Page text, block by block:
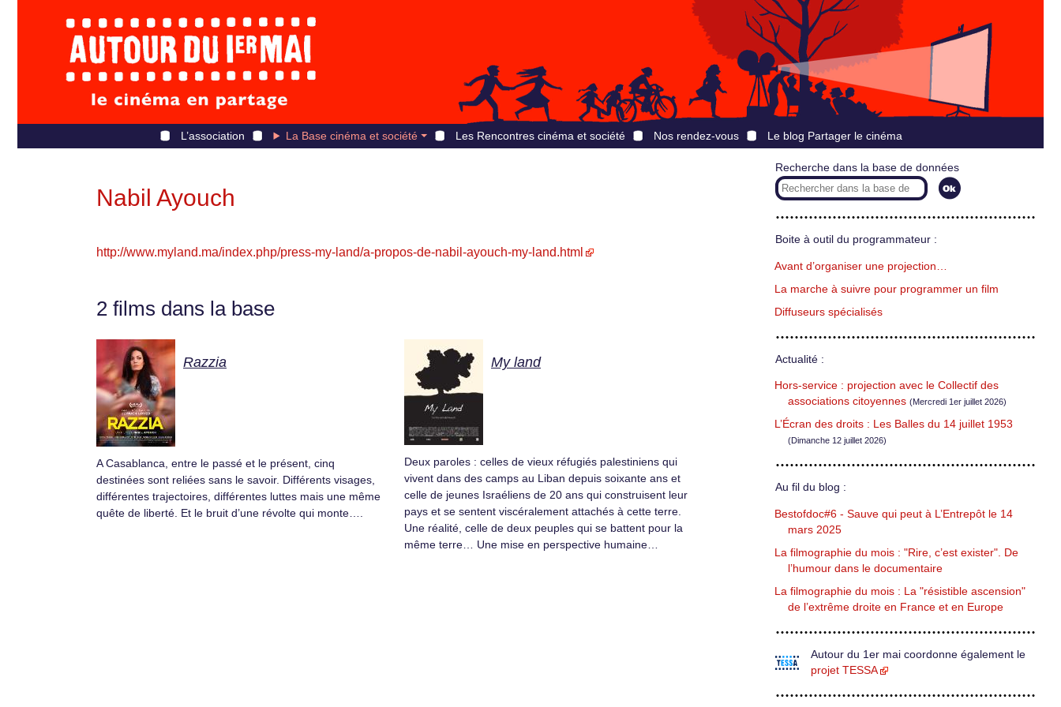
L’association La Base cinéma et société Les Rencontres cinéma et société Nos rendez-vous Le blog Partager le cinéma
Nabil Ayouch
http://www.myland.ma/index.php/press-my-land/a-propos-de-nabil-ayouch-my-land.html
2 films dans la base
Razzia
A Casablanca, entre le passé et le présent, cinq
destinées sont reliées sans le savoir. Différents visages,
différentes trajectoires, différentes luttes mais une même
quête de liberté. Et le bruit d’une révolte qui monte….
My land
Deux paroles : celles de vieux réfugiés palestiniens qui
vivent dans des camps au Liban depuis soixante ans et
celle de jeunes Israéliens de 20 ans qui construisent leur
pays et se sentent viscéralement attachés à cette terre.
Une réalité, celle de deux peuples qui se battent pour la
même terre… Une mise en perspective humaine…
Recherche dans la base de données
Boite à outil du programmateur :
Avant d’organiser une projection…
La marche à suivre pour programmer un film
Diffuseurs spécialisés
Actualité :
Hors-service : projection avec le Collectif des
associations citoyennes (Mercredi 1er juillet 2026)
L’Écran des droits : Les Balles du 14 juillet 1953
(Dimanche 12 juillet 2026)
Au fil du blog :
Bestofdoc#6 - Sauve qui peut à L’Entrepôt le 14
mars 2025
La filmographie du mois : "Rire, c’est exister". De
l’humour dans le documentaire
La filmographie du mois : La "résistible ascension"
de l’extrême droite en France et en Europe
Autour du 1er mai coordonne également le
projet TESSA